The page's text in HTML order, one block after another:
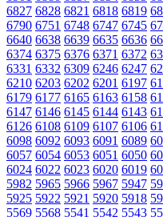
6827 6828 6821 6818 6819
6790 6751 6748 6747 6745
6640 6638 6639 6635 6636
6374 6375 6376 6371 6372
6331 6332 6309 6246 6247
6210 6203 6202 6201 6197
6179 6177 6165 6163 6158
6147 6146 6145 6144 6143
6126 6108 6109 6107 6106
6098 6092 6093 6091 6089
6057 6054 6053 6051 6050
6024 6022 6023 6020 6019
5982 5965 5966 5967 5947
5925 5922 5921 5920 5918
5569 5568 5541 5542 5543